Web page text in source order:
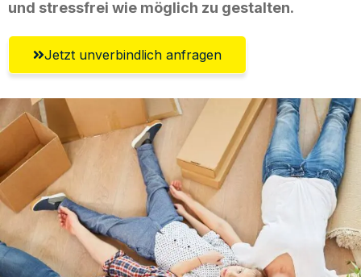
und stressfrei wie möglich zu gestalten.
Jetzt unverbindlich anfragen